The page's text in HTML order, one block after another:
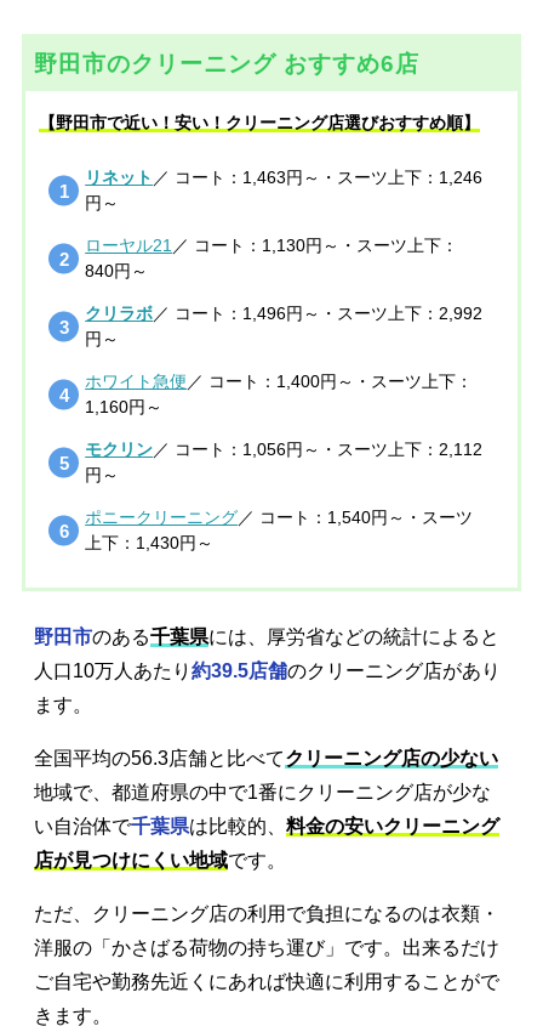
野田市のクリーニング おすすめ6店
【野田市で近い！安い！クリーニング店選びおすすめ順】
リネット ／ コート：1,463円～・スーツ上下：1,246
円～
ローヤル21 ／ コート：1,130円～・スーツ上下：
840円～
クリラボ／ コート：1,496円～・スーツ上下：2,992
円～
ホワイト急便 ／ コート：1,400円～・スーツ上下：
1,160円～
モクリン／ コート：1,056円～・スーツ上下：2,112
円～
ポニークリーニング／ コート：1,540円～・スーツ
上下：1,430円～
野田市のある千葉県には、厚労省などの統計によると
人口10万人あたり 約39.5店舗のクリーニング店があり
ます。
全国平均の56.3店舗と比べてクリーニング店の少ない
地域で、都道府県の中で1番にクリーニング店が少な
い自治体で千葉県は比較的、 料金の安いクリーニング
店が見つけにくい地域です。
ただ、クリーニング店の利用で負担になるのは衣類・
洋服の「かさばる荷物の持ち運び」です。出来るだけ
ご自宅や勤務先近くにあれば快適に利用することがで
きます。